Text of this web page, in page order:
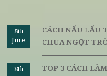
Ngày